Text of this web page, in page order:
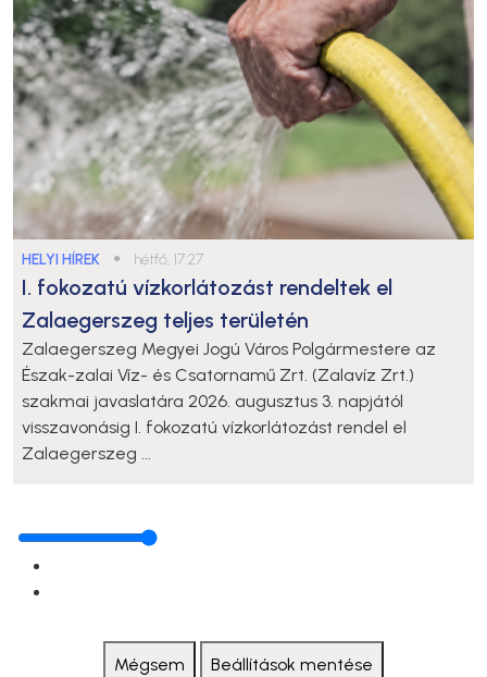
HELYI HÍREK ● hétfő, 17:27
I. fokozatú vízkorlátozást rendeltek el
Zalaegerszeg teljes területén
Zalaegerszeg Megyei Jogú Város Polgármestere az
Észak-zalai Víz- és Csatornamű Zrt. (Zalavíz Zrt.)
szakmai javaslatára 2026. augusztus 3. napjától
visszavonásig I. fokozatú vízkorlátozást rendel el
Zalaegerszeg ...
Mégsem Beállítások mentése